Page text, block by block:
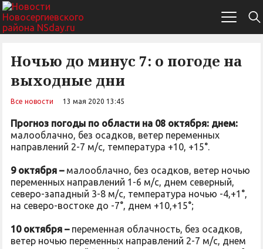
Ночью до минус 7: о погоде на
выходные дни
Все новости 13 мая 2020 13:45
Прогноз погоды по области на 08 октября: днем:
малооблачно, без осадков, ветер переменных
направлений 2-7 м/с, температура +10, +15°.
9 октября – малооблачно, без осадков, ветер ночью
переменных направлений 1-6 м/с, днем северный,
северо-западный 3-8 м/с, температура ночью -4,+1°,
на северо-востоке до -7°, днем +10,+15°;
10 октября – переменная облачность, без осадков,
ветер ночью переменных направлений 2-7 м/с, днем